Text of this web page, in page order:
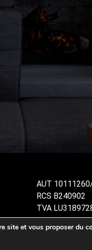
AUT
RCS B240902
TVA
site et vous proposer du